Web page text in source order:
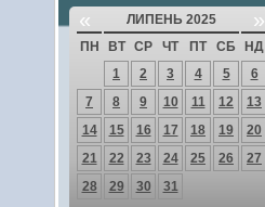
« ЛИПЕНЬ 2025 »
ПН ВТ СР ЧТ ПТ СБ
НД
1
2 3 4 5
6
7
8 9 10 11 12
13
14
15 16 17 18 19
20
21
22 23 24 25 26
27
28
29 30 31